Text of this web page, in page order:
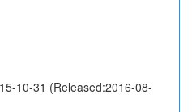
10-31 (Released:2016-08-